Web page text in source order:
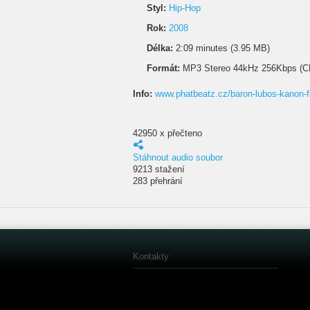
Styl: Hip-Hop
Rok: 2008
Délka: 2:09 minutes (3.95 MB)
Formát: MP3 Stereo 44kHz 256Kbps
Info: www.phatbeatz.cz/baron-lubos-kanon-
42950 x přečteno
Stáhnout audio soubor
9213 stažení
283 přehrání
Kontakty